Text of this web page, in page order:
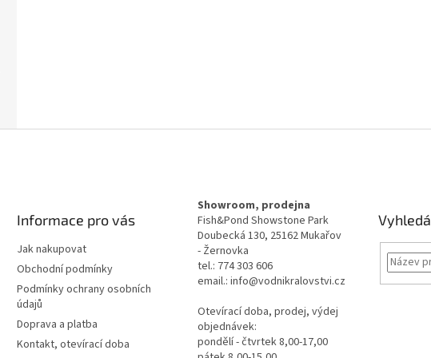
Informace pro vás
Jak nakupovat
Obchodní podmínky
Podmínky ochrany osobních
údajů
Doprava a platba
Kontakt, otevírací doba
Showroom, prodejna
Fish&Pond Showstone Park
Doubecká 130, 25162 Mukařov
- Žernovka
tel.: 774 303 606
email.: info@vodnikralovstvi.cz
Otevírací doba, prodej, výdej
objednávek:
pondělí - čtvrtek 8,00-17,00